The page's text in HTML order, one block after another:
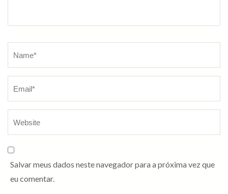
Salvar meus dados neste navegador para a próxima vez que
eu comentar.